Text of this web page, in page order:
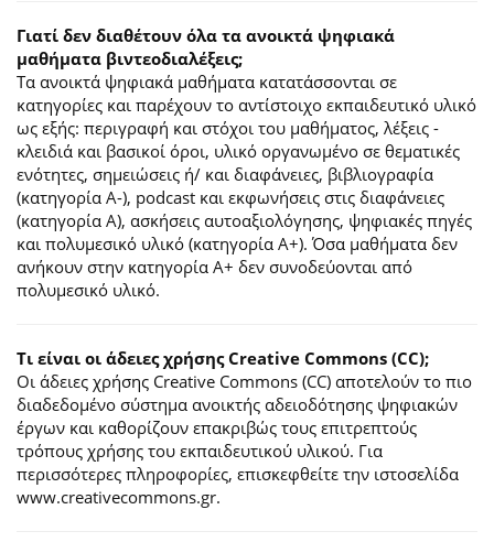
Γιατί δεν διαθέτουν όλα τα ανοικτά ψηφιακά
μαθήματα βιντεοδιαλέξεις;
Τα ανοικτά ψηφιακά μαθήματα κατατάσσονται σε
κατηγορίες και παρέχουν το αντίστοιχο εκπαιδευτικό υλικό
ως εξής: περιγραφή και στόχοι του μαθήματος, λέξεις -
κλειδιά και βασικοί όροι, υλικό οργανωμένο σε θεματικές
ενότητες, σημειώσεις ή/ και διαφάνειες, βιβλιογραφία
(κατηγορία Α-), podcast και εκφωνήσεις στις διαφάνειες
(κατηγορία Α), ασκήσεις αυτοαξιολόγησης, ψηφιακές πηγές
και πολυμεσικό υλικό (κατηγορία Α+). Όσα μαθήματα δεν
ανήκουν στην κατηγορία Α+ δεν συνοδεύονται από
πολυμεσικό υλικό.
Τι είναι οι άδειες χρήσης Creative Commons (CC);
Οι άδειες χρήσης Creative Commons (CC) αποτελούν το πιο
διαδεδομένο σύστημα ανοικτής αδειοδότησης ψηφιακών
έργων και καθορίζουν επακριβώς τους επιτρεπτούς
τρόπους χρήσης του εκπαιδευτικού υλικού. Για
περισσότερες πληροφορίες, επισκεφθείτε την ιστοσελίδα
www.creativecommons.gr.